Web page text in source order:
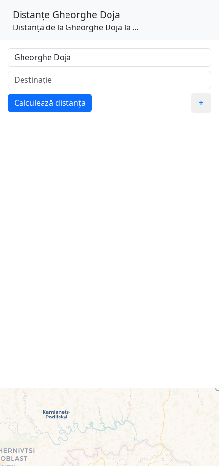
Distanțe Gheorghe Doja
Distanța de la Gheorghe Doja la ...
Calculează distanța +